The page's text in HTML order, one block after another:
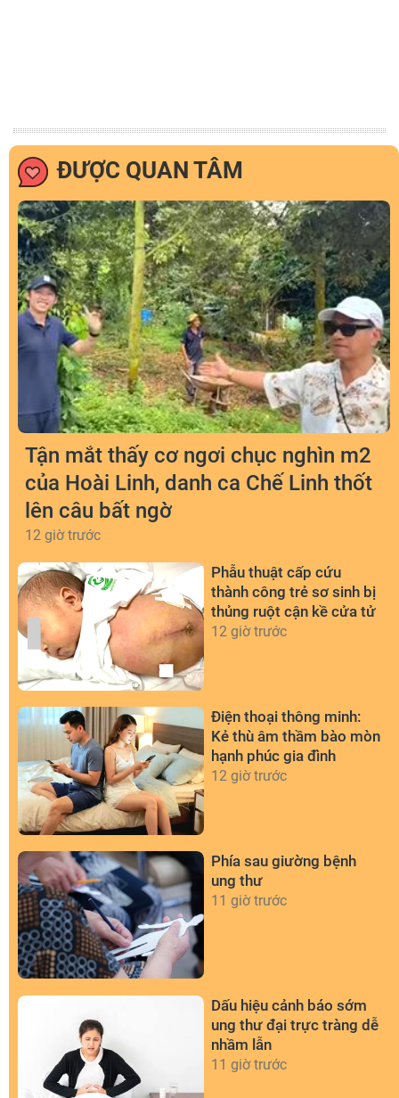
ĐƯỢC QUAN TÂM
Tận mắt thấy cơ ngơi chục nghìn m2
của Hoài Linh, danh ca Chế Linh thốt
lên câu bất ngờ
12 giờ trước
Phẫu thuật cấp cứu
thành công trẻ sơ sinh bị
thủng ruột cận kề cửa tử
12 giờ trước
Điện thoại thông minh:
Kẻ thù âm thầm bào mòn
hạnh phúc gia đình
12 giờ trước
Phía sau giường bệnh
ung thư
11 giờ trước
Dấu hiệu cảnh báo sớm
ung thư đại trực tràng dễ
nhầm lẫn
11 giờ trước